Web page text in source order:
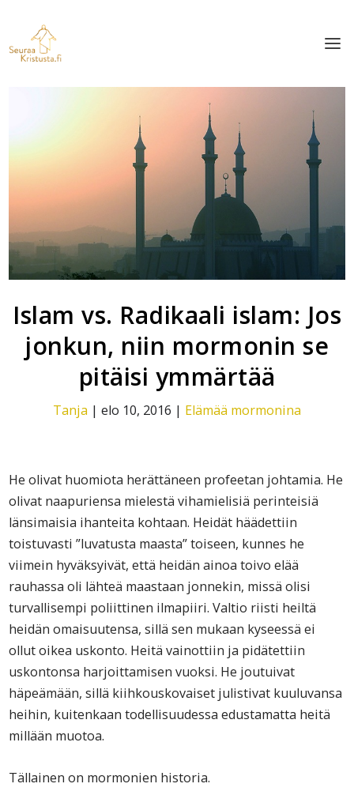
Islam vs. Radikaali islam: Jos
jonkun, niin mormonin se
pitäisi ymmärtää
Tanja | elo 10, 2016 | Elämää mormonina
He olivat huomiota herättäneen profeetan johtamia. He
olivat naapuriensa mielestä vihamielisiä perinteisiä
länsimaisia ihanteita kohtaan. Heidät häädettiin
toistuvasti ”luvatusta maasta” toiseen, kunnes he
viimein hyväksyivät, että heidän ainoa toivo elää
rauhassa oli lähteä maastaan jonnekin, missä olisi
turvallisempi poliittinen ilmapiiri. Valtio riisti heiltä
heidän omaisuutensa, sillä sen mukaan kyseessä ei
ollut oikea uskonto. Heitä vainottiin ja pidätettiin
uskontonsa harjoittamisen vuoksi. He joutuivat
häpeämään, sillä kiihkouskovaiset julistivat kuuluvansa
heihin, kuitenkaan todellisuudessa edustamatta heitä
millään muotoa.
Tällainen on mormonien historia.